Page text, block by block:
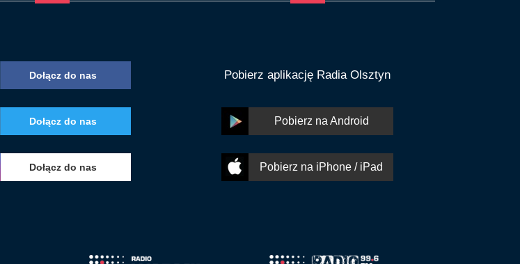
Dołącz do nas
Dołącz do nas
Dołącz do nas
Pobierz aplikację Radia Olsztyn
Pobierz na Android
Pobierz na iPhone / iPad